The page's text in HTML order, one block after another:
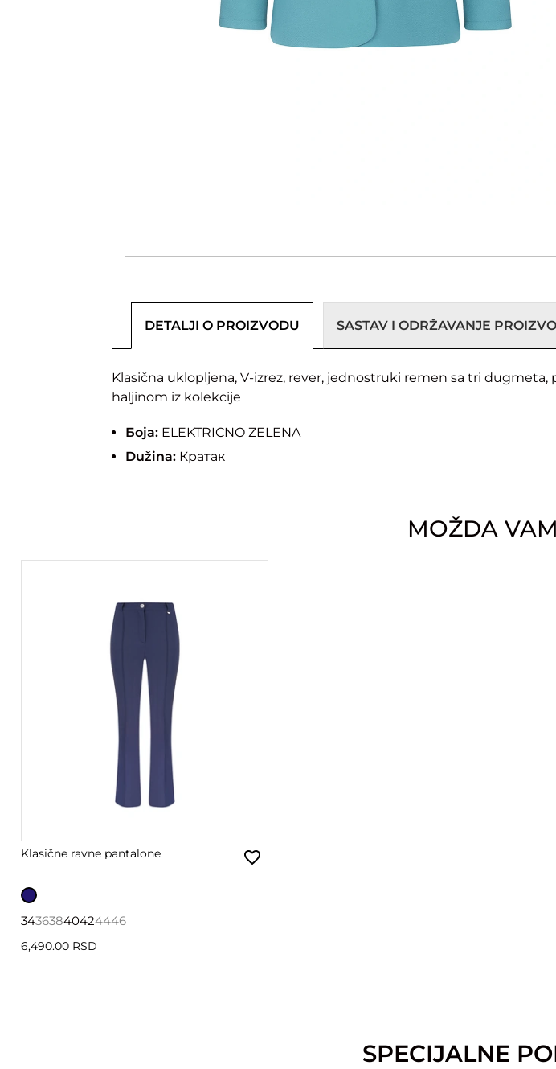
DETALJI O PROIZVODU SASTAV I ODRŽAVANJE
Klasična uklopljena, V-izrez, rever, jednostruki remen sa tri
haljinom iz kolekcije
Боја: ELEKTRICNO ZELENA
Dužina: Кратак
MOŽDA
Klasične ravne pantalone
34363840424446
6,490.00 RSD
SPECIJALNE